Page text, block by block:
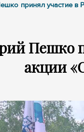
принял участие в
Пешко
акции